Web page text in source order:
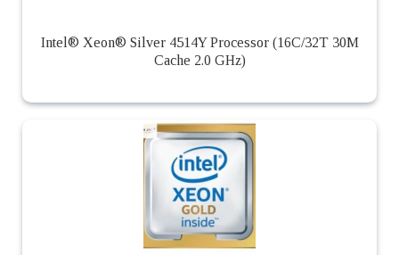
Intel® Xeon® Silver 4514Y Processor (16C/32T 30M
Cache 2.0 GHz)